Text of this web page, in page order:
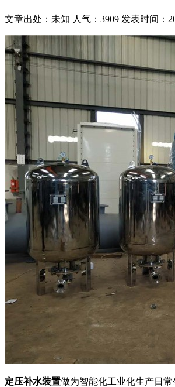
文章出处：未知 人气：3909 发表时间：
定压补水装置做为智能化工业化生产日